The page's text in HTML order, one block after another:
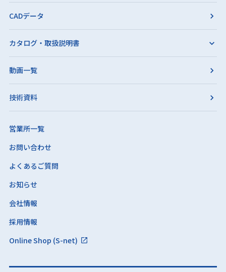
CADデータ
カタログ・取扱説明書
動画一覧
技術資料
営業所一覧
お問い合わせ
よくあるご質問
お知らせ
会社情報
採用情報
Online Shop (S-net)